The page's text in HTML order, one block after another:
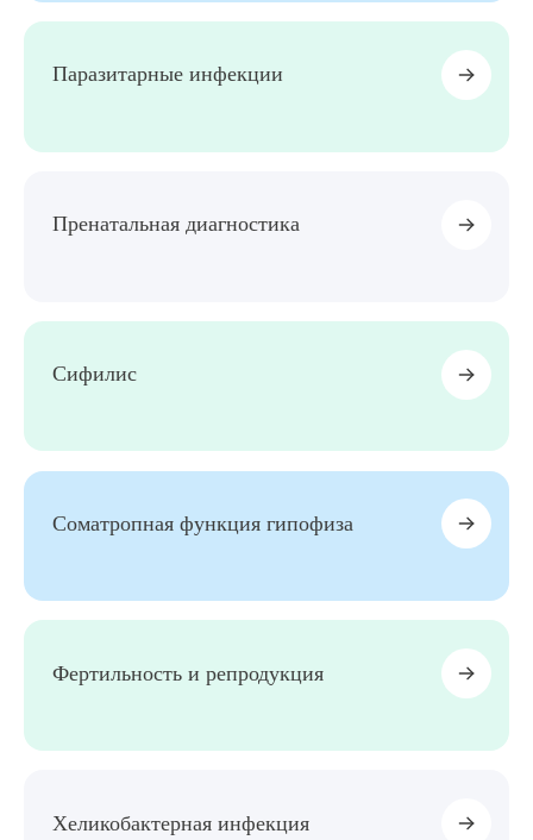
Паразитарные инфекции
Пренатальная диагностика
Сифилис
Соматропная функция гипофиза
Фертильность и репродукция
Хеликобактерная инфекция